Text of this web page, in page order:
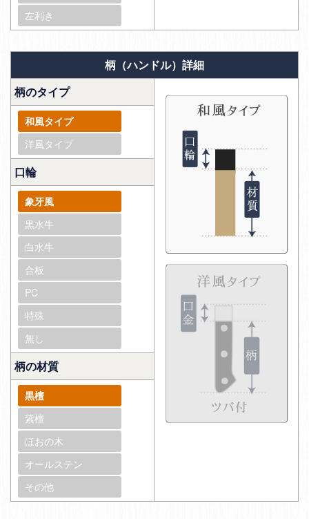
左利き
柄（ハンドル）詳細
柄のタイプ
和風タイプ
洋風タイプ
口輪
象牙風
黒水牛
白水牛
合板
PC
特殊
無し
柄の材質
黒檀
紫檀
ほおの木
オールステン
その他